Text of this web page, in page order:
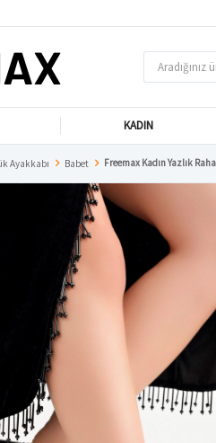
KADIN
Ayakkabı Babet Freemax Kadın Yazlık